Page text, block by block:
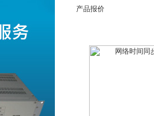
产品报价